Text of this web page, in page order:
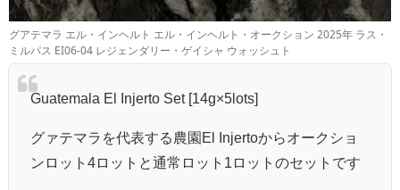
グアテマラ エル・インヘルト エル・インヘルト・オークション 2025年 ラス・
ミルパス EI06-04 レジェンダリー・ゲイシャ ウォッシュト
Guatemala El Injerto Set [14g×5lots]
グァテマラを代表する農園El Injertoからオークショ
ンロット4ロットと通常ロット1ロットのセットです